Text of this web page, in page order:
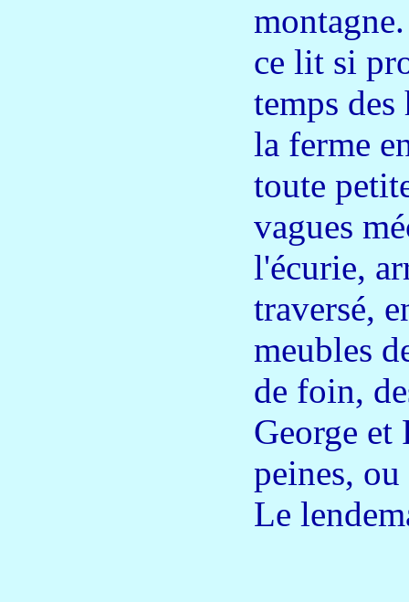
ce lit si
temps des
la ferme
toute
vagues
l'écurie,
traversé,
meubles
de foin,
George et
peines,
Le